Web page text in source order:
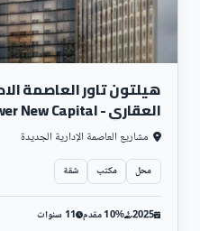
هيلتون تاور العاصمة
العقاري - Hilton Tower New Capital
مشاريع العاصمة الإدارية الجديدة
محل مكتب شقة
2025 10% مقدم 11 سنوات